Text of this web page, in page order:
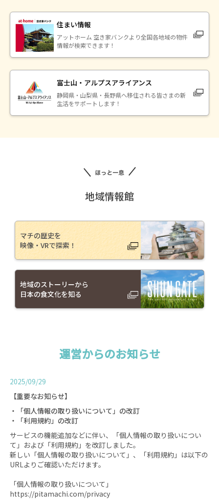
住まい情報
アットホーム 空き家バンクより全国各地域の物件
情報が検索できます！
富士山・アルプスアライアンス
静岡県・山梨県・長野県へ移住される皆さまの新
生活をサポートします！
地域情報館
マチの歴史を
映像・VRで探索！
地域のストーリーから
日本の食文化を知る
運営からのお知らせ
2025/09/29
【重要なお知らせ】
・「個人情報の取り扱いについて」の改訂
・「利用規約」の改訂
サービスの機能追加などに伴い、「個人情報の取り扱いについ
て」および「利用規約」を改訂しました。
新しい「個人情報の取り扱いについて」、「利用規約」は以下の
URLよりご確認いただけます。
「個人情報の取り扱いについて」
https://pitamachi.com/privacy